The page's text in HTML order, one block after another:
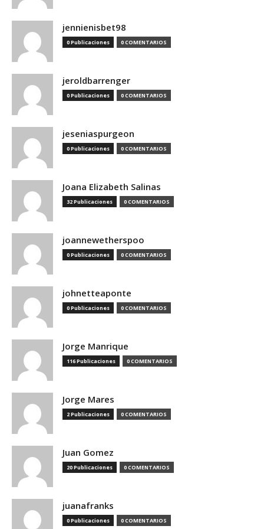
jennienisbet98
0 Publicaciones 0 COMENTARIOS
jeroldbarrenger
0 Publicaciones 0 COMENTARIOS
jeseniaspurgeon
0 Publicaciones 0 COMENTARIOS
Joana Elizabeth Salinas
32 Publicaciones 0 COMENTARIOS
joannewetherspoo
0 Publicaciones 0 COMENTARIOS
johnetteaponte
0 Publicaciones 0 COMENTARIOS
Jorge Manrique
116 Publicaciones 0 COMENTARIOS
Jorge Mares
2 Publicaciones 0 COMENTARIOS
Juan Gomez
20 Publicaciones 0 COMENTARIOS
juanafranks
0 Publicaciones 0 COMENTARIOS